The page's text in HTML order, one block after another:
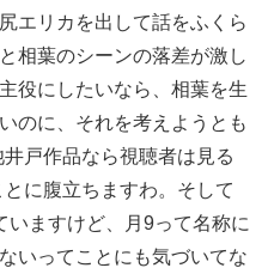
エリカを出して話をふくら
相葉のシーンの落差が激し
役にしたいなら、相葉を生
のに、それを考えようとも
戸作品なら視聴者は見る
に腹立ちますわ。そして
いますけど、月9って名称に
いってことにも気づいてな